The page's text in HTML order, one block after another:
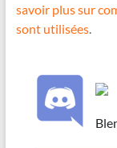
savoir plus sur
sont utilisées.